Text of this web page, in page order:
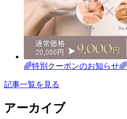
🌈特別クーポンのお知らせ🌈
記事一覧を見る
アーカイブ